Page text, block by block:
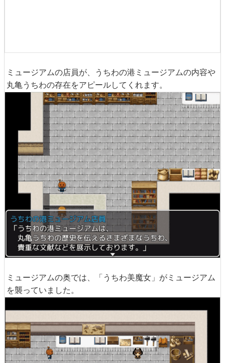
ミュージアムの店員が、うちわの港ミュージアムの内容や
丸亀うちわの存在をアピールしてくれます。
ミュージアムの奥では、「うちわ美魔女」がミュージアム
を襲っていました。